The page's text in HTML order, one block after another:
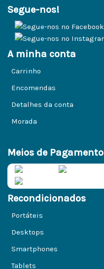
Segue-nos!
A minha conta
Carrinho
Encomendas
Detalhes da conta
Morada
Meios de Pagamento
Recondicionados
Portáteis
Desktops
Smartphones
Tablets